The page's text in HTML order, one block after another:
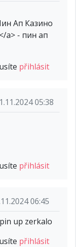
Ап Казино
a> - пин ап
přihlásit
05:38
přihlásit
06:45
up zerkalo
přihlásit